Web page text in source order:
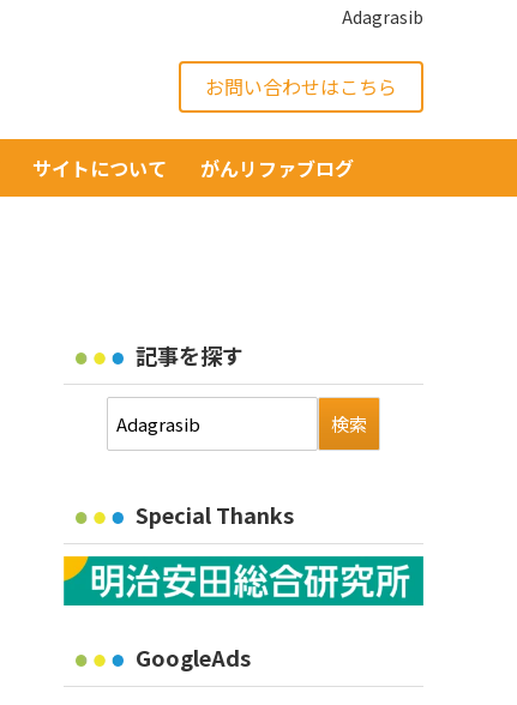
Adagrasib
お問い合わせはこちら
サイトについて がんリファブログ
記事を探す
Special Thanks
GoogleAds